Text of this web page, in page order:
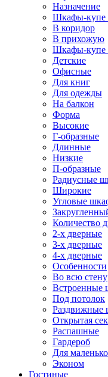
Назначение
Шкафы-купе
В коридор
В прихожую
Шкафы-купе
Детские
Офисные
Для книг
Для одежды
На балкон
Форма
Высокие
Г-образные
Длинные
Низкие
П-образные
Радиусные
Широкие
Угловые
Количество
2-х дверные
3-х дверные
4-х дверные
Особенности
Во всю стену
Встроенные
Под потолок
Раздвижные
Открытая
Распашные
Гардероб
Для
Эконом
Гостиные